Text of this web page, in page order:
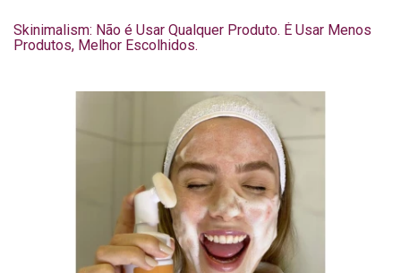
Skinimalism: Não é Usar Qualquer Produto. É Usar Menos
Produtos, Melhor Escolhidos.